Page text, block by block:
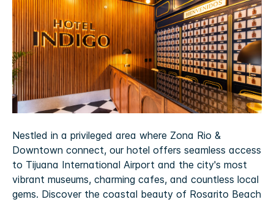
Nestled in a privileged area where Zona Rio &
Downtown connect, our hotel offers seamless access
to Tijuana International Airport and the city's most
vibrant museums, charming cafes, and countless local
gems. Discover the coastal beauty of Rosarito Beach